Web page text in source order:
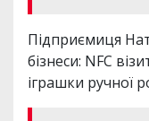
Підприємиця
бізнеси: NFC
іграшки ручної